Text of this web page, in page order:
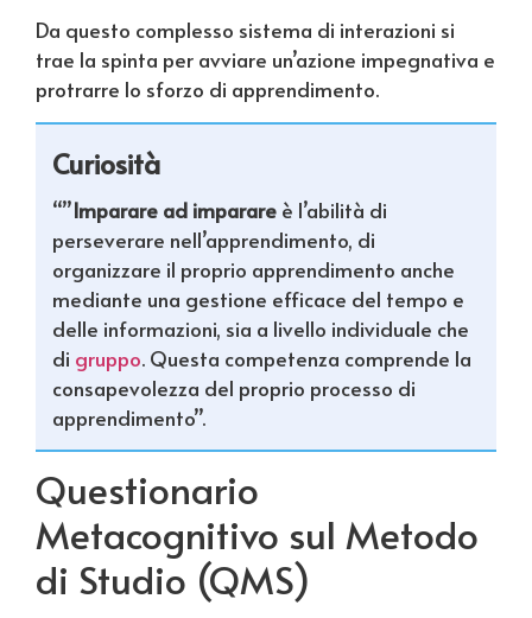
Da questo complesso sistema di interazioni si
trae la spinta per avviare un’azione impegnativa e
protrarre lo sforzo di apprendimento.
Curiosità
“”Imparare ad imparare è l’abilità di
perseverare nell’apprendimento, di
organizzare il proprio apprendimento anche
mediante una gestione efficace del tempo e
delle informazioni, sia a livello individuale che
di gruppo. Questa competenza comprende la
consapevolezza del proprio processo di
apprendimento”.
Questionario
Metacognitivo sul Metodo
di Studio (QMS)